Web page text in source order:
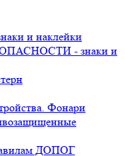
и наклейки
- знаки и
Фонари
ДОПОГ